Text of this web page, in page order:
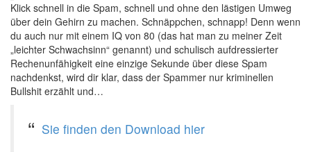
Klick schnell in die Spam, schnell und ohne den lästigen Umweg
über dein Gehirn zu machen. Schnäppchen, schnapp! Denn wenn
du auch nur mit einem IQ von 80 (das hat man zu meiner Zeit
„leichter Schwachsinn“ genannt) und schulisch aufdressierter
Rechenunfähigkeit eine einzige Sekunde über diese Spam
nachdenkst, wird dir klar, dass der Spammer nur kriminellen
Bullshit erzählt und…
Sie finden den Download hier